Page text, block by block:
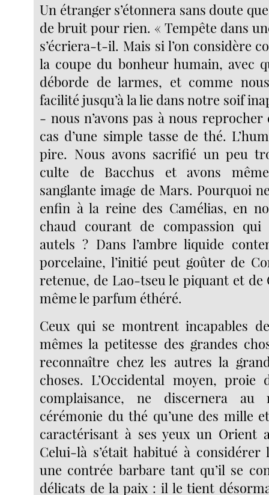
Un étranger s’étonnera sans doute
de bruit pour rien. « Tempête dans
s’écriera-t-il. Mais si l’on considère
la coupe du bonheur humain, avec
déborde de larmes, et comme
facilité jusqu’à la lie dans notre soif
- nous n’avons pas à nous
cas d’une simple tasse de thé.
pire. Nous avons sacrifié un peu
culte de Bacchus et avons
sanglante image de Mars. Pourquoi
enfin à la reine des Camélias, en
chaud courant de compassion qui
autels ? Dans l’ambre liquide
porcelaine, l’initié peut goûter de
retenue, de Lao-tseu le piquant et
même le parfum éthéré.
Ceux qui se montrent incapables
mêmes la petitesse des grandes
reconnaître chez les autres la
choses. L’Occidental moyen, proie
complaisance, ne discernera
cérémonie du thé qu’une des mille
caractérisant à ses yeux un Orient
Celui-là s’était habitué à considérer
une contrée barbare tant qu’il se
délicats de la paix : il le tient